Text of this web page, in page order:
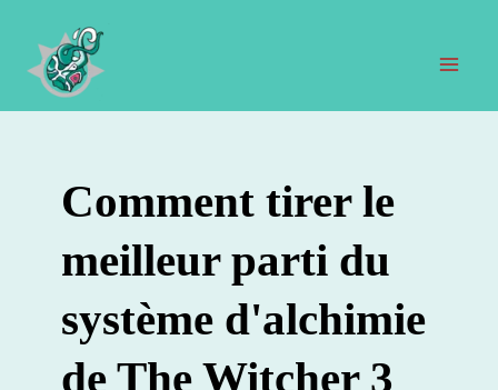
contenu
Comment tirer le
meilleur parti du
système d'alchimie
de The Witcher 3